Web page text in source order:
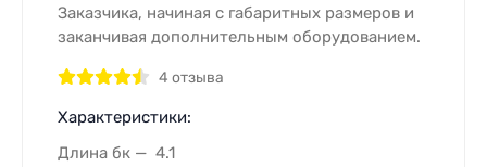
Заказчика, начиная с габаритных размеров и
заканчивая дополнительным оборудованием.
4 отзыва
Характеристики:
Длина бк
4.1